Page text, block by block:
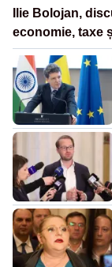
Ilie Bolojan,
economie, taxe